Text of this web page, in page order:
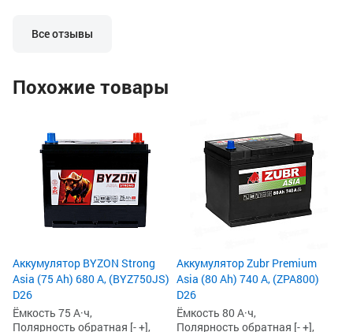
Все отзывы
Похожие товары
Аккумулятор BYZON Strong
Asia (75 Ah) 680 А, (BYZ750JS)
D26
Ёмкость 75 А·ч,
Полярность обратная [- +],
Аккумулятор Zubr Premium
Asia (80 Ah) 740 А, (ZPA800)
D26
Ёмкость 80 А·ч,
Полярность обратная [- +],